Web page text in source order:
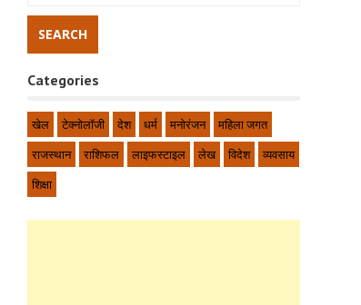
Categories
खेल टेक्नोलॉजी देश धर्म मनोरंजन
महिला जगत
राजस्थान
राशिफल लाइफस्टाइल लेख विदेश
व्यवसाय
शिक्षा